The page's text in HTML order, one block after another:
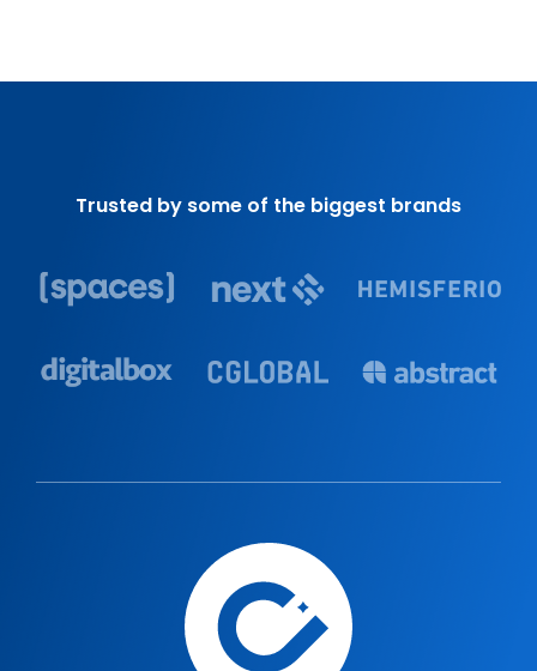
Trusted by some of the biggest brands